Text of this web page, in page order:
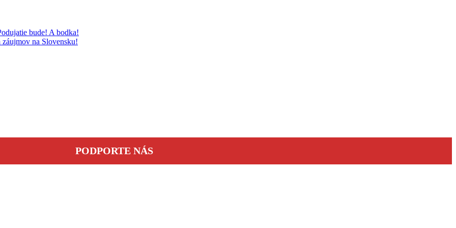
bude! A bodka!
na Slovensku!
PODPORTE NÁS